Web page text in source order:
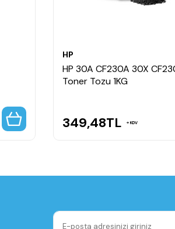
HP
HP 30A CF230A 30X
Toner Tozu 1KG
349,48TL KDV